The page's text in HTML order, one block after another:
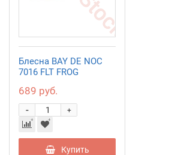
Блесна BAY DE NOC
7016 FLT FROG
689 руб.
+
-
Купить